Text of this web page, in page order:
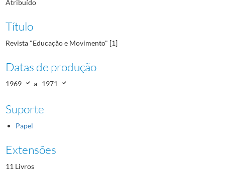
Atribuído
Título
Revista "Educação e Movimento" [1]
Datas de produção
1969 a 1971
Suporte
Papel
Extensões
11 Livros